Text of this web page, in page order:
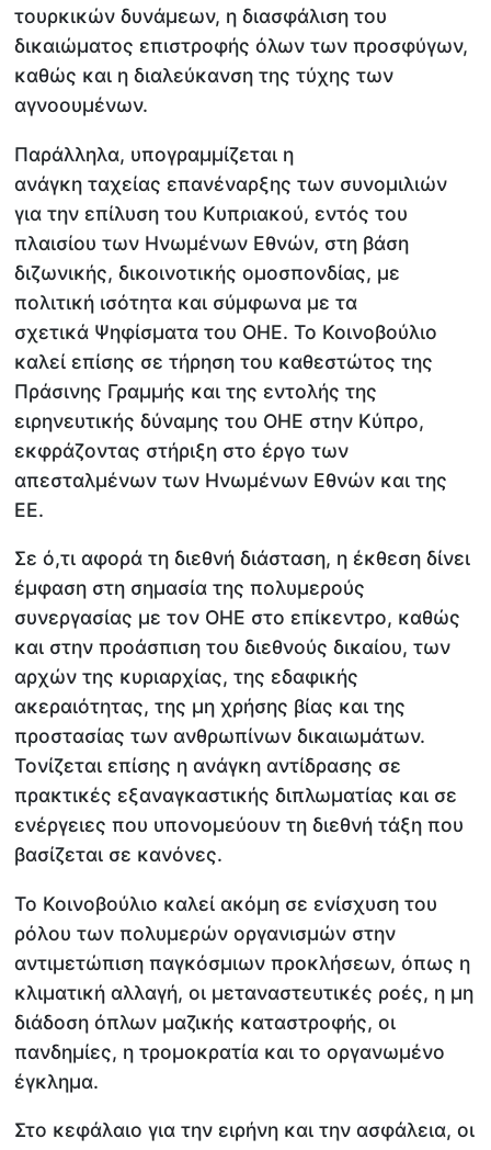
τουρκικών δυνάμεων, η διασφάλιση του
δικαιώματος επιστροφής όλων των προσφύγων,
καθώς και η διαλεύκανση της τύχης των
αγνοουμένων.
Παράλληλα, υπογραμμίζεται η
ανάγκη ταχείας επανέναρξης των συνομιλιών
για την επίλυση του Κυπριακού, εντός του
πλαισίου των Ηνωμένων Εθνών, στη βάση
διζωνικής, δικοινοτικής ομοσπονδίας, με
πολιτική ισότητα και σύμφωνα με τα
σχετικά Ψηφίσματα του ΟΗΕ. Το Κοινοβούλιο
καλεί επίσης σε τήρηση του καθεστώτος της
Πράσινης Γραμμής και της εντολής της
ειρηνευτικής δύναμης του ΟΗΕ στην Κύπρο,
εκφράζοντας στήριξη στο έργο των
απεσταλμένων των Ηνωμένων Εθνών και της
ΕΕ.
Σε ό,τι αφορά τη διεθνή διάσταση, η έκθεση δίνει
έμφαση στη σημασία της πολυμερούς
συνεργασίας με τον ΟΗΕ στο επίκεντρο, καθώς
και στην προάσπιση του διεθνούς δικαίου, των
αρχών της κυριαρχίας, της εδαφικής
ακεραιότητας, της μη χρήσης βίας και της
προστασίας των ανθρωπίνων δικαιωμάτων.
Τονίζεται επίσης η ανάγκη αντίδρασης σε
πρακτικές εξαναγκαστικής διπλωματίας και σε
ενέργειες που υπονομεύουν τη διεθνή τάξη που
βασίζεται σε κανόνες.
Το Κοινοβούλιο καλεί ακόμη σε ενίσχυση του
ρόλου των πολυμερών οργανισμών στην
αντιμετώπιση παγκόσμιων προκλήσεων, όπως η
κλιματική αλλαγή, οι μεταναστευτικές ροές, η μη
διάδοση όπλων μαζικής καταστροφής, οι
πανδημίες, η τρομοκρατία και το οργανωμένο
έγκλημα.
Στο κεφάλαιο για την ειρήνη και την ασφάλεια, οι